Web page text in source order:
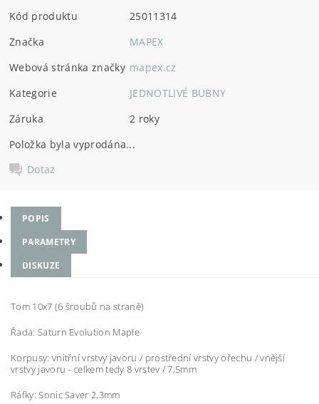
Kód produktu
25011314
Značka
MAPEX
Webová stránka značky mapex.cz
Kategorie
JEDNOTLIVÉ BUBNY
Záruka
2 roky
Položka byla vyprodána...
Dotaz
POPIS
PARAMETRY
DISKUZE
Tom 10x7 (6 šroubů na straně)
Řada: Saturn Evolution Maple
Korpusy: vnitřní vrstvy javoru / prostřední vrstvy ořechu / vnější
vrstvy javoru - celkem tedy 8 vrstev / 7,5mm
Ráfky: Sonic Saver 2,3mm